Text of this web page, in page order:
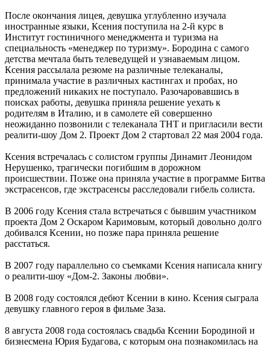
После окончания лицея, девушка углубленно изучала
иностранные языки, Ксения поступила на 2-й курс в
Институт гостиничного менеджмента и туризма на
специальность «менеджер по туризму». Бородина с самого
детства мечтала быть телеведущей и узнаваемым лицом.
Ксения рассылала резюме на различные телеканалы,
принимала участие в различных кастингах и пробах, но
предложений никаких не поступало. Разочаровавшись в
поисках работы, девушка приняла решение уехать к
родителям в Италию, и в самолете ей совершенно
неожиданно позвонили с телеканала ТНТ и пригласили вести
реалити-шоу Дом 2. Проект Дом 2 стартовал 22 мая 2004 года.
Ксения встречалась с солистом группы Динамит Леонидом
Нерушенко, трагически погибшим в дорожном
происшествии. Позже она приняла участие в программе Битва
экстрасенсов, где экстрасенсы расследовали гибель солиста.
В 2006 году Ксения стала встречаться с бывшим участником
проекта Дом 2 Оскаром Каримовым, который довольно долго
добивался Ксении, но позже пара приняла решение
расстаться.
В 2007 году параллельно со съемками Ксения написала книгу
о реалити-шоу «Дом-2. Законы любви».
В 2008 году состоялся дебют Ксении в кино. Ксения сыграла
девушку главного героя в фильме Заза.
8 августа 2008 года состоялась свадьба Ксении Бородиной и
бизнесмена Юрия Будагова, с которым она познакомилась на